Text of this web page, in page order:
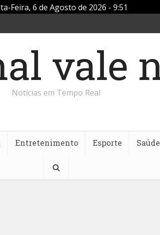
Feira, 6 de Agosto de 2026 - 9:51
Notícias em Tempo Real
Entretenimento Esporte Saúde